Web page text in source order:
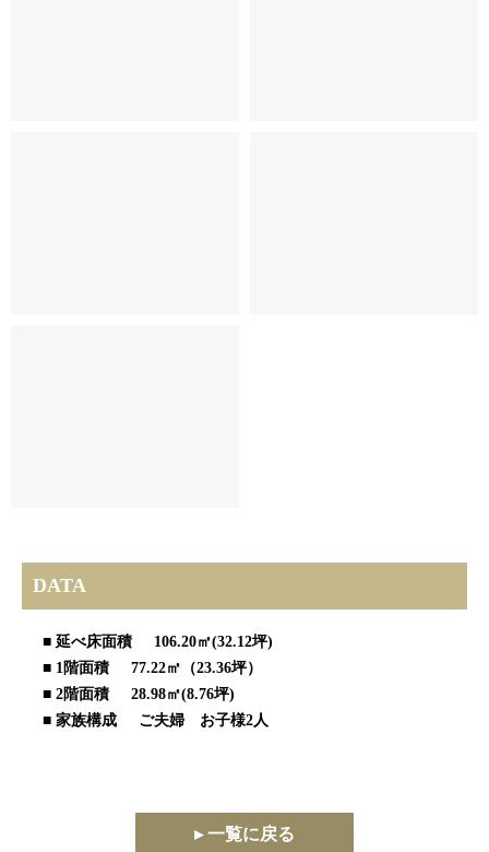
DATA
■ 延べ床面積 106.20㎡(32.12坪)
■ 1階面積 77.22㎡（23.36坪）
■ 2階面積 28.98㎡(8.76坪)
■ 家族構成 ご夫婦 お子様2人
▸ 一覧に戻る